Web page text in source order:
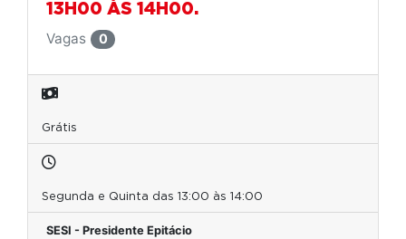
13H00 ÀS 14H00.
Vagas
0
Grátis
Segunda e Quinta das 13:00 às 14:00
SESI - Presidente Epitácio